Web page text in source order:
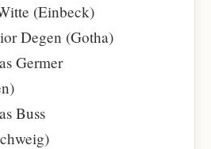
(Einbeck)
Degen (Gotha)
Germer
Buss